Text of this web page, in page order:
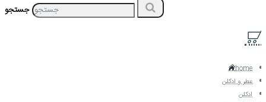
جستجو
home
عطر و ادکلن
ادکلن